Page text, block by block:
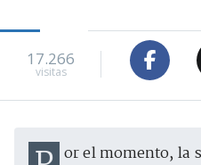
17.266
visitas